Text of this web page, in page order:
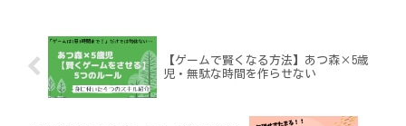
【ゲームで賢くなる方法】あつ森×5歳
児・無駄な時間を作らせない